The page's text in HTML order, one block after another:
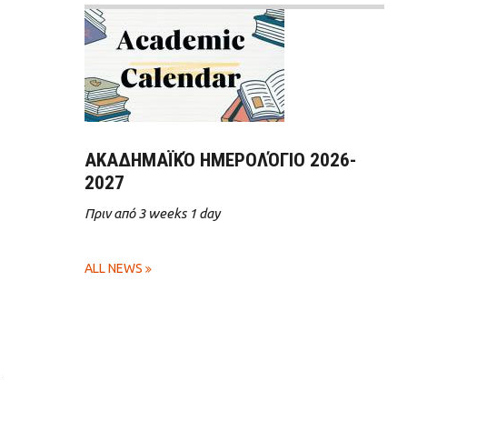
ΑΚΑΔΗΜΑΪΚΌ ΗΜΕΡΟΛΌΓΙΟ 2026-
2027
Πριν από 3 weeks 1 day
ALL NEWS